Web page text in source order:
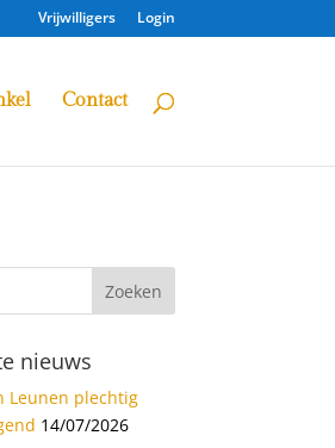
Vrijwilligers Login
Contact
nieuws
Leunen plechtig
14/07/2026